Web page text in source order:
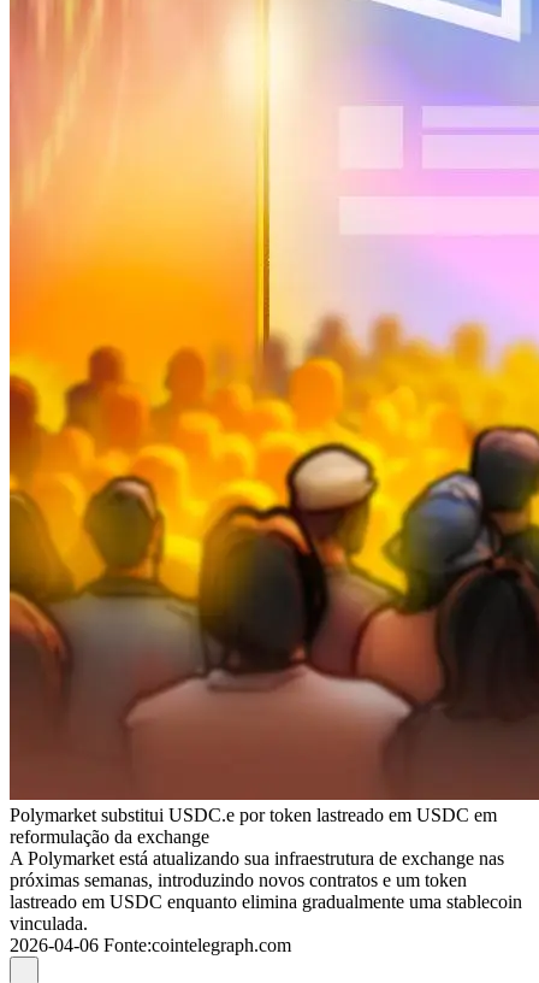
Polymarket substitui USDC.e por token lastreado em USDC em
reformulação da exchange
A Polymarket está atualizando sua infraestrutura de exchange nas
próximas semanas, introduzindo novos contratos e um token
lastreado em USDC enquanto elimina gradualmente uma stablecoin
vinculada.
2026-04-06 Fonte:cointelegraph.com